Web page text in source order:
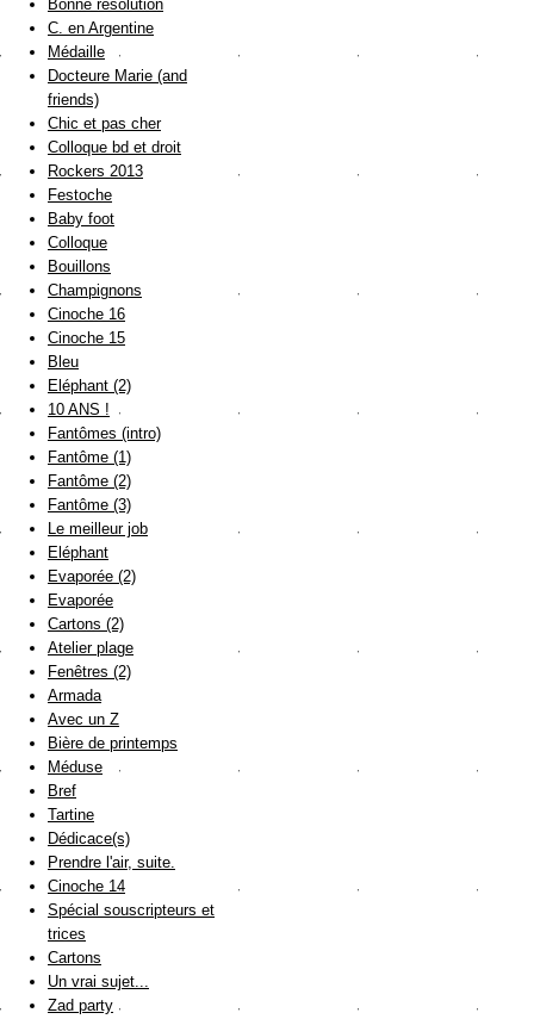
Bonne résolution
C. en Argentine
Médaille
Docteure Marie (and
friends)
Chic et pas cher
Colloque bd et droit
Rockers 2013
Festoche
Baby foot
Colloque
Bouillons
Champignons
Cinoche 16
Cinoche 15
Bleu
Eléphant (2)
10 ANS !
Fantômes (intro)
Fantôme (1)
Fantôme (2)
Fantôme (3)
Le meilleur job
Eléphant
Evaporée (2)
Evaporée
Cartons (2)
Atelier plage
Fenêtres (2)
Armada
Avec un Z
Bière de printemps
Méduse
Bref
Tartine
Dédicace(s)
Prendre l'air, suite.
Cinoche 14
Spécial souscripteurs et
trices
Cartons
Un vrai sujet...
Zad party